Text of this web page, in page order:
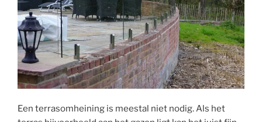
Een terrasomheining is meestal niet nodig. Als het